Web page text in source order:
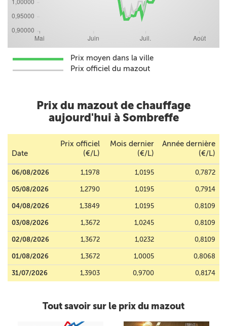
Prix moyen dans la ville
Prix officiel du mazout
Prix du mazout de chauffage
aujourd'hui à Sombreffe
Date
Prix officiel
(€/L)
Mois dernier
(€/L)
Année dernière
(€/L)
06/08/2026 1,1978 1,0195 0,7872
05/08/2026 1,2790 1,0195 0,7914
04/08/2026 1,3849 1,0195 0,8109
03/08/2026 1,3672 1,0245 0,8109
02/08/2026 1,3672 1,0232 0,8109
01/08/2026 1,3672 1,0005 0,8068
31/07/2026 1,3903 0,9700 0,8174
Tout savoir sur le prix du mazout